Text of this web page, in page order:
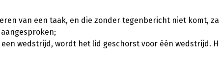
van een taak, en die zonder tegenbericht niet komt,
wedstrijd, wordt het lid geschorst voor één wedstrijd.